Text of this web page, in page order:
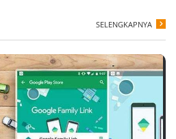
SELENGKAPNYA